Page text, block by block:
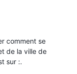
comment se
de la ville de
sur :.